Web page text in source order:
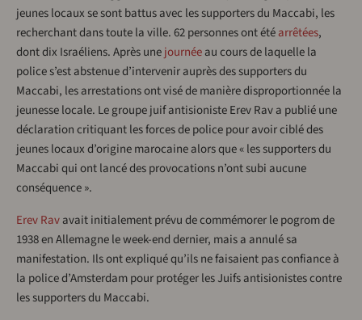
jeunes locaux se sont battus avec les supporters du Maccabi, les
recherchant dans toute la ville. 62 personnes ont étéarrêtées,
dont dix Israéliens. Après unejournéeau cours de laquelle la
police s’est abstenue d’intervenir auprès des supporters du
Maccabi, les arrestations ont visé de manière disproportionnée la
jeunesse locale. Le groupe juif antisioniste Erev Rav a publié une
déclaration critiquant les forces de police pour avoir ciblé des
jeunes locaux d’origine marocaine alors que « les supporters du
Maccabi qui ont lancé des provocations n’ont subi aucune
conséquence ».
Erev Ravavait initialement prévu de commémorer le pogrom de
1938 en Allemagne le week-end dernier, mais a annulé sa
manifestation. Ils ont expliqué qu’ils ne faisaient pas confiance à
la police d’Amsterdam pour protéger les Juifs antisionistes contre
les supporters du Maccabi.